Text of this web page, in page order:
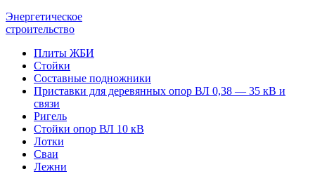
Энергетическое
строительство
Плиты ЖБИ
Стойки
Составные подножники
Приставки для деревянных опор ВЛ 0,38 — 35 кВ и
связи
Ригель
Стойки опор ВЛ 10 кВ
Лотки
Сваи
Лежни